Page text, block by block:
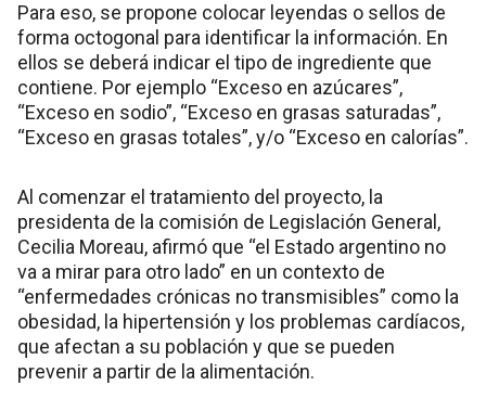
Para eso, se propone colocar leyendas o sellos de
forma octogonal para identificar la información. En
ellos se deberá indicar el tipo de ingrediente que
contiene. Por ejemplo “Exceso en azúcares”,
“Exceso en sodio”, “Exceso en grasas saturadas”,
“Exceso en grasas totales”, y/o “Exceso en calorías”.
Al comenzar el tratamiento del proyecto, la
presidenta de la comisión de Legislación General,
Cecilia Moreau, afirmó que “el Estado argentino no
va a mirar para otro lado” en un contexto de
“enfermedades crónicas no transmisibles” como la
obesidad, la hipertensión y los problemas cardíacos,
que afectan a su población y que se pueden
prevenir a partir de la alimentación.